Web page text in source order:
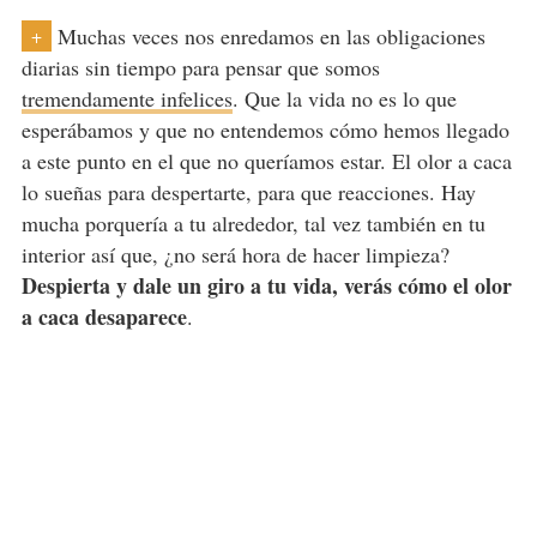
+
Muchas veces nos enredamos en las obligaciones
diarias sin tiempo para pensar que somos
tremendamente infelices. Que la vida no es lo que
esperábamos y que no entendemos cómo hemos llegado
a este punto en el que no queríamos estar. El olor a caca
lo sueñas para despertarte, para que reacciones. Hay
mucha porquería a tu alrededor, tal vez también en tu
interior así que, ¿no será hora de hacer limpieza?
Despierta y dale un giro a tu vida, verás cómo el olor
a caca desaparece.